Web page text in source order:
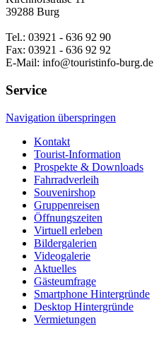
39288 Burg
Tel.: 03921 - 636 92 90
Fax: 03921 - 636 92 92
E-Mail: info@touristinfo-burg.de
Service
Navigation überspringen
Kontakt
Tourist-Information
Prospekte & Downloads
Fahrradverleih
Souvenirshop
Gruppenreisen
Öffnungszeiten
Virtuell erleben
Bildergalerien
Videogalerie
Aktuelles
Gästeumfrage
Smartphone Hintergründe
Desktop Hintergründe
Vermietungen